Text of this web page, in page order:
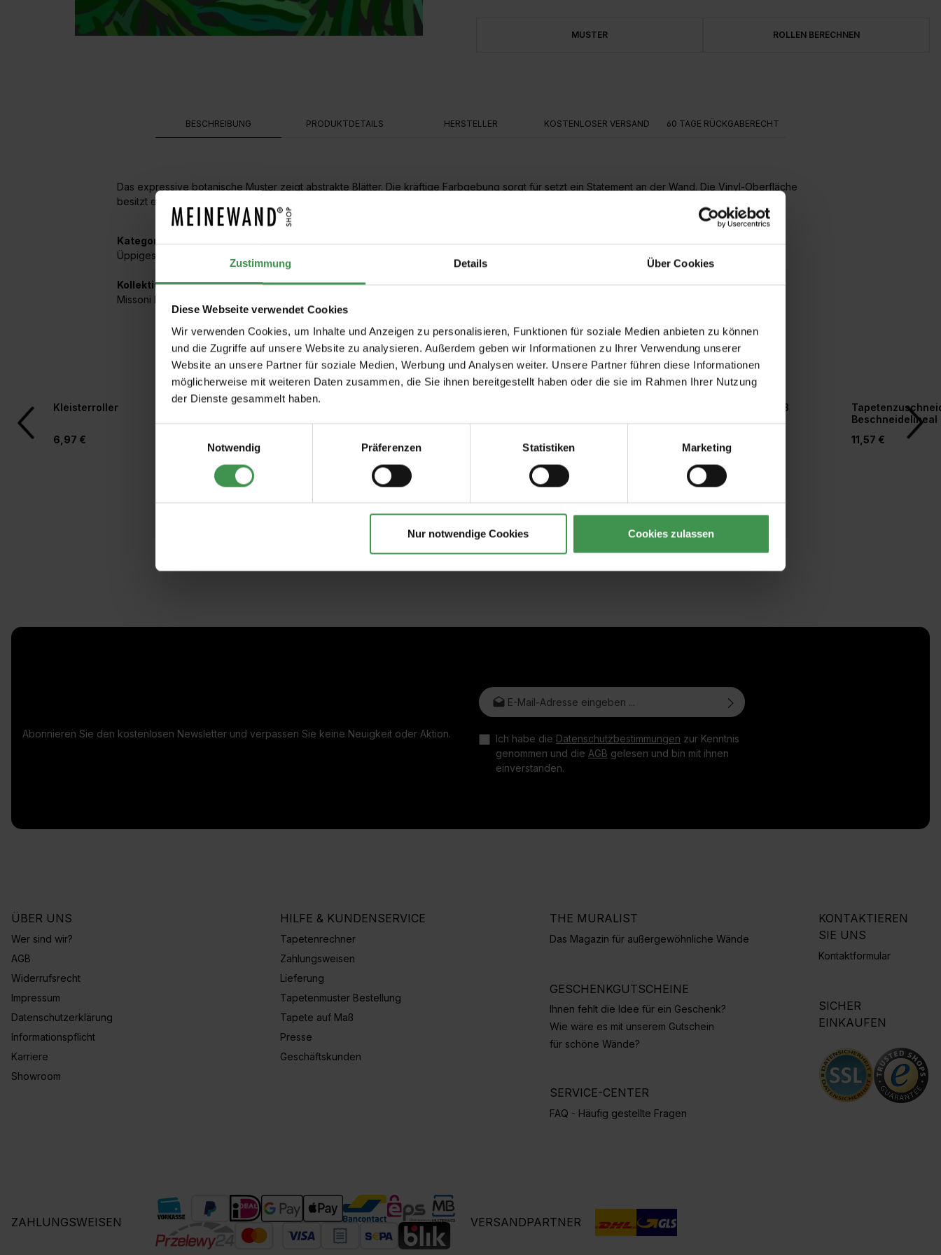
Zustimmung Details Über Cookies
Diese Webseite verwendet Cookies
Wir verwenden Cookies, um Inhalte und Anzeigen zu personalisieren, Funktionen für soziale Medien anbieten zu können
und die Zugriffe auf unsere Website zu analysieren. Außerdem geben wir Informationen zu Ihrer Verwendung unserer
Website an unsere Partner für soziale Medien, Werbung und Analysen weiter. Unsere Partner führen diese Informationen
möglicherweise mit weiteren Daten zusammen, die Sie ihnen bereitgestellt haben oder die sie im Rahmen Ihrer Nutzung
der Dienste gesammelt haben.
Notwendig
Präferenzen Statistiken Marketing
Nur notwendige Cookies Cookies zulassen
MUSTER ROLLEN BERECHNEN
BESCHREIBUNG PRODUKTDETAILS HERSTELLER KOSTENLOSER VERSAND 60 TAGE RÜCKGABERECHT
Das expressive botanische Muster zeigt abstrakte Blätter. Die kräftige Farbgebung sorgt für setzt ein Statement an der Wand. Die Vinyl-Oberfläche
besitzt eine griffige Haptik.
Kategorien:
Üppiges Blattwerk
Kollektionen mit diesem Artikel:
Missoni Home Volume 5
Empfohlenes Zubehör
Produktgalerie überspringen
Kleisterroller
6,97 €
Rollkleber für Vliestapeten Tapetengrund weiß
Beschneidelineal
11,57 €
Abonnieren Sie den kostenlosen Newsletter und verpassen Sie keine Neuigkeit oder Aktion.
E-Mail-Adresse*
Ich habe die Datenschutzbestimmungen zur Kenntnis
genommen und die AGB gelesen und bin mit ihnen
einverstanden.
ÜBER UNS
Wer sind wir?
AGB
Widerrufsrecht
Impressum
Datenschutzerklärung
Informationspflicht
Karriere
Showroom
HILFE & KUNDENSERVICE
Tapetenrechner
Zahlungsweisen
Lieferung
Tapetenmuster Bestellung
Tapete auf Maß
Presse
Geschäftskunden
THE MURALIST
Das Magazin für außergewöhnliche Wände
GESCHENKGUTSCHEINE
Ihnen fehlt die Idee für ein Geschenk?
Wie wäre es mit unserem Gutschein
für schöne Wände?
SERVICE-CENTER
FAQ - Häufig gestellte Fragen
KONTAKTIEREN
SIE UNS
Kontaktformular
SICHER
EINKAUFEN
ZAHLUNGSWEISEN VERSANDPARTNER